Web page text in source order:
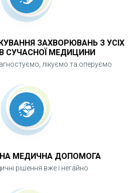
діабету 2 типу та
ЗАХВОРЮВАНЬ З УСІХ
СУЧАСНОЇ МЕДИЦИНИ
лікуємо та оперуємо
МЕДИЧНА ДОПОМОГА
рішення вже і негайно